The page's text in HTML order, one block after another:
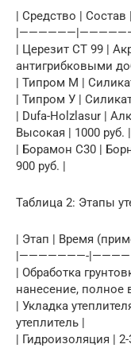
| Средство |
| Церезит СТ 99 |
антигрибковыми
| Типром М |
| Типром У |
| Dufa-Holzlasur |
Высокая | 1000 руб. |
| Борамон С30 |
900 руб. |
Таблица 2: Этапы
| Этап | Время
|———————-
| Обработка
нанесение, полное
| Укладка
утеплитель |
| Гидроизоляция |